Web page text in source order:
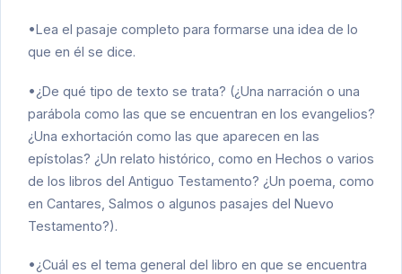
•Lea el pasaje completo para formarse una idea de lo
que en él se dice.
•¿De qué tipo de texto se trata? (¿Una narración o una
parábola como las que se encuentran en los evangelios?
¿Una exhortación como las que aparecen en las
epístolas? ¿Un relato histórico, como en Hechos o varios
de los libros del Antiguo Testamento? ¿Un poema, como
en Cantares, Salmos o algunos pasajes del Nuevo
Testamento?).
•¿Cuál es el tema general del libro en que se encuentra